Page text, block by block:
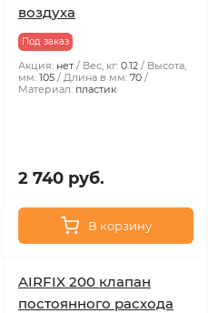
воздуха
Под заказ
Акция: нет Вес, кг: 0.12
Высота,
мм: 105 Длина в мм: 70
Материал: пластик
2 740 руб.
В корзину
AIRFIX 200 клапан
постоянного расхода